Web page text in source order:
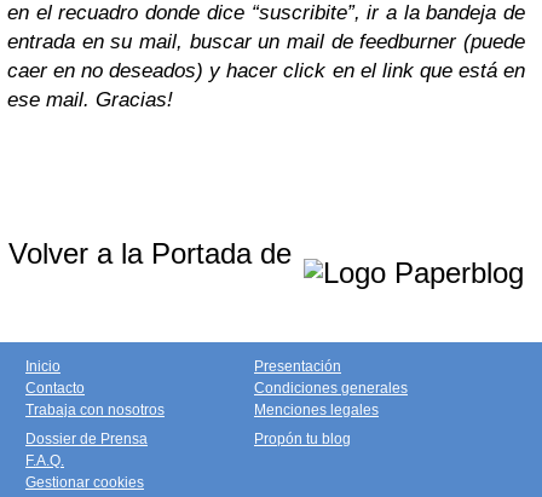
en el recuadro donde dice “suscribite”, ir a la bandeja de
entrada en su mail, buscar un mail de feedburner (puede
caer en no deseados) y hacer click en el link que está en
ese mail. Gracias!
Volver a la Portada de
Inicio
Contacto
Trabaja con nosotros
Presentación
Condiciones generales
Menciones legales
Dossier de Prensa
F.A.Q.
Gestionar cookies
Propón tu blog